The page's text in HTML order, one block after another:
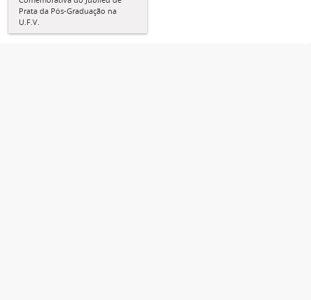
Prata da Pós-Graduação na
U.F.V.